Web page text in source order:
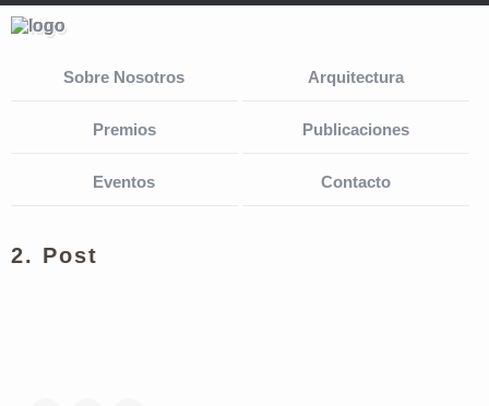
Sobre Nosotros Arquitectura
Premios Publicaciones
Eventos Contacto
2. Post